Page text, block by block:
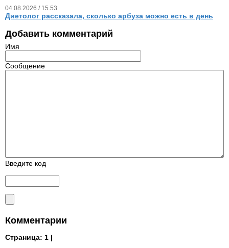
04.08.2026 / 15.53
Диетолог рассказала, сколько арбуза можно есть в день
Добавить комментарий
Имя
Сообщение
Введите код
Комментарии
Страница: 1 |